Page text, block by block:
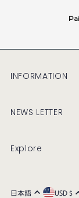
INFORMATION
NEWS LETTER
Explore
日本語 USD $